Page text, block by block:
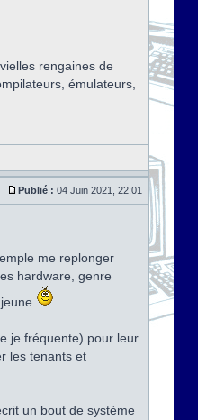
rengaines de
émulateurs,
Publié : 04 Juin 2021, 22:01
me replonger
hardware, genre
je fréquente) pour leur
les tenants et
un bout de système